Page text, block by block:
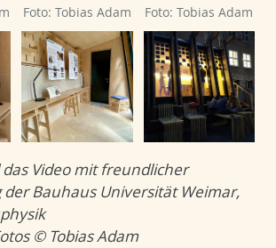
Foto: Tobias Adam Foto: Tobias Adam
Video mit freundlicher
der Bauhaus Universität Weimar,
© Tobias Adam